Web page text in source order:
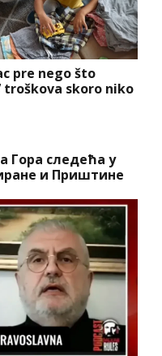
pre nego što
skoro niko
Гора следећа у
и Приштине